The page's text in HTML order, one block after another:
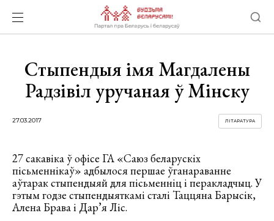
Стыпендыя імя Магдалены
Радзівіл уручаная ў Мінску
27.03.2017 ЛІТАРАТУРА
27 сакавіка ў офісе ГА «Саюз беларускіх
пісьменнікаў» адбылося першае ўганараванне
аўтарак стыпендыяй для пісьменніц і перакладчыц. У
гэтым годзе стыпендыяткамі сталі Таццяна Барысік,
Алена Брава і Дар’я Ліс.